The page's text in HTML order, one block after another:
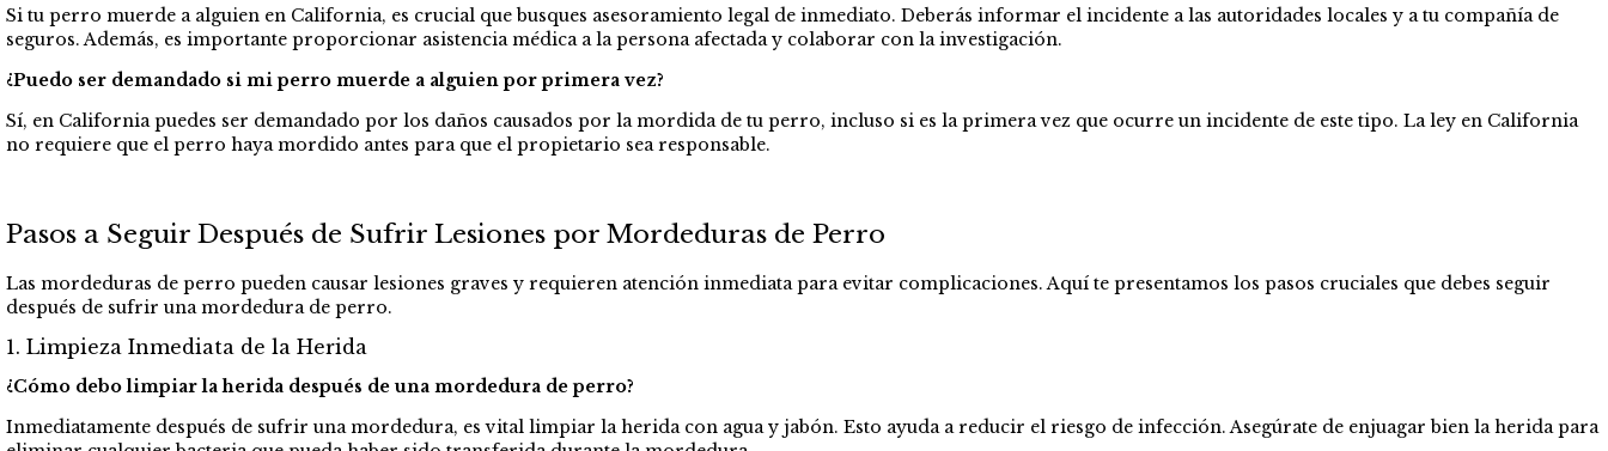
Si tu perro muerde a alguien en California, es crucial que busques asesoramiento legal de inmediato. Deberás informar el incidente a las autoridades locales y a tu compañía de
seguros. Además, es importante proporcionar asistencia médica a la persona afectada y colaborar con la investigación.
¿Puedo ser demandado si mi perro muerde a alguien por primera vez?
Sí, en California puedes ser demandado por los daños causados por la mordida de tu perro, incluso si es la primera vez que ocurre un incidente de este tipo. La ley en California
no requiere que el perro haya mordido antes para que el propietario sea responsable.
Pasos a Seguir Después de Sufrir Lesiones por Mordeduras de Perro
Las mordeduras de perro pueden causar lesiones graves y requieren atención inmediata para evitar complicaciones. Aquí te presentamos los pasos cruciales que debes seguir
después de sufrir una mordedura de perro.
1. Limpieza Inmediata de la Herida
¿Cómo debo limpiar la herida después de una mordedura de perro?
Inmediatamente después de sufrir una mordedura, es vital limpiar la herida con agua y jabón. Esto ayuda a reducir el riesgo de infección. Asegúrate de enjuagar bien la herida para